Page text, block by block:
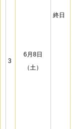
3
6月8日
（土）
終日